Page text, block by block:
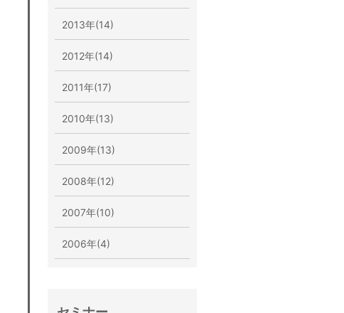
2013年(14)
2012年(14)
2011年(17)
2010年(13)
2009年(13)
2008年(12)
2007年(10)
2006年(4)